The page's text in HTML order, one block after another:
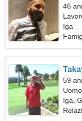
46
Iga
59
Iga,